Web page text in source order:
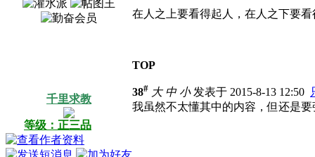
在人之上要看得起人，在人之下要
TOP
千里求教
等级：正三品
38# 大 中 小发表于 2015-8-13 12:50
我虽然不太懂其中的内容，但还是